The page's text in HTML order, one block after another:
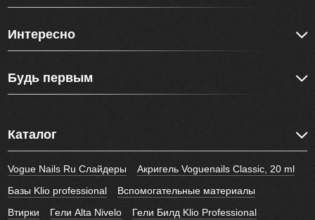
Интересно
Будь первым
Каталог
Vogue Nails Ru Слайдеры
Акригель Voguenails Classic, 20 ml
Базы Klio professional
Вспомогательные материалы
Втирки
Гели Alta Nivelo
Гели Билд Klio Professional